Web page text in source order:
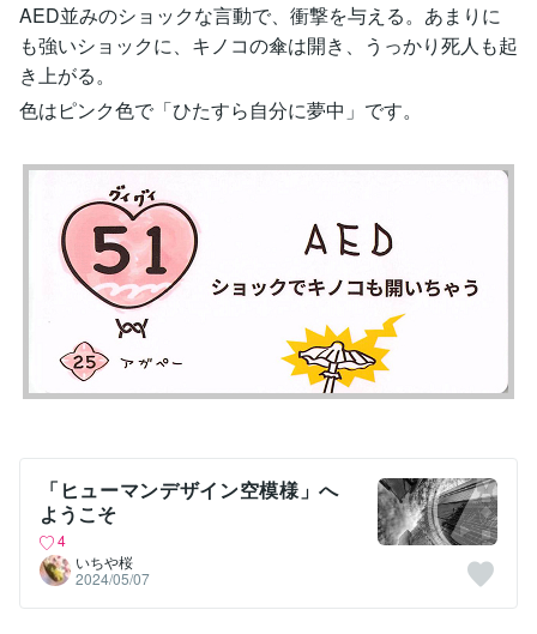
AED並みのショックな言動で、衝撃を与える。あまりに
も強いショックに、キノコの傘は開き、うっかり死人も起
き上がる。
色はピンク色で「ひたすら自分に夢中」です。
「ヒューマンデザイン空模様」へ
ようこそ
4
いちや桜
2024/05/07